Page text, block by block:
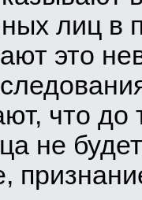
лиц
это
что
не